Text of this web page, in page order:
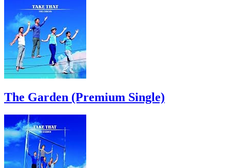
The Garden (Premium Single)